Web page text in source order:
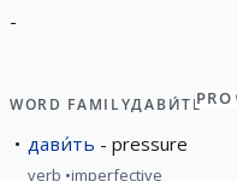
-
WORD FAMILYДАВИ́ТЬPRO
дави́ть pressure
verb imperfective